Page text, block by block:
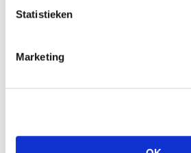
Statistieken
Marketing